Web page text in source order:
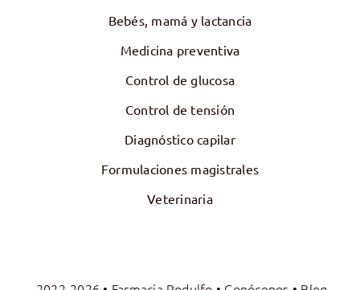
Bebés, mamá y lactancia
Medicina preventiva
Control de glucosa
Control de tensión
Diagnóstico capilar
Formulaciones magistrales
Veterinaria